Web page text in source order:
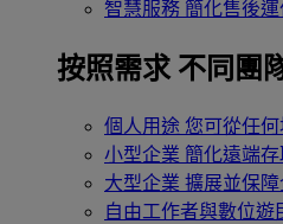
智慧服務 簡化售後運
按照需求 不同團
個人用途 您可從任
小型企業 簡化遠端
大型企業 擴展並保
自由工作者與數位遊